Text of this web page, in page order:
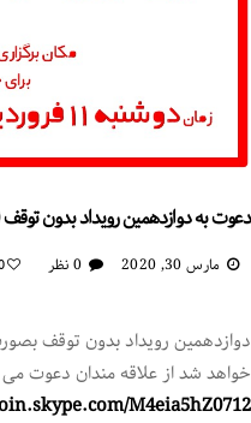
دعوت به دوازدهمین رویداد بدون
مارس 30, 2020 0 نظر
دوازدهمین رویداد بدون توقف
خواهد شد از علاقه مندان دعوت
M4eia5hZ0712